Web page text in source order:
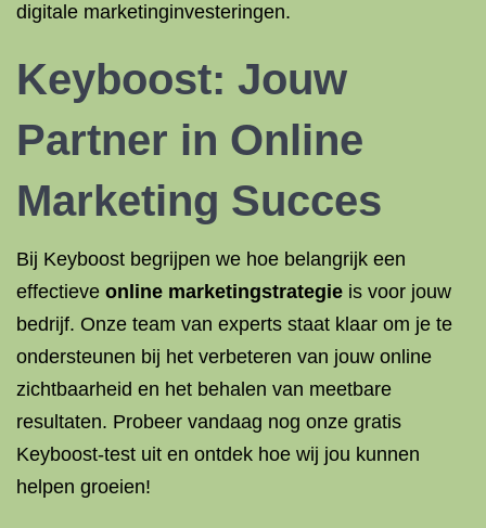
digitale marketinginvesteringen.
Keyboost: Jouw
Partner in Online
Marketing Succes
Bij Keyboost begrijpen we hoe belangrijk een
effectieve online marketingstrategie is voor jouw
bedrijf. Onze team van experts staat klaar om je te
ondersteunen bij het verbeteren van jouw online
zichtbaarheid en het behalen van meetbare
resultaten. Probeer vandaag nog onze gratis
Keyboost-test uit en ontdek hoe wij jou kunnen
helpen groeien!